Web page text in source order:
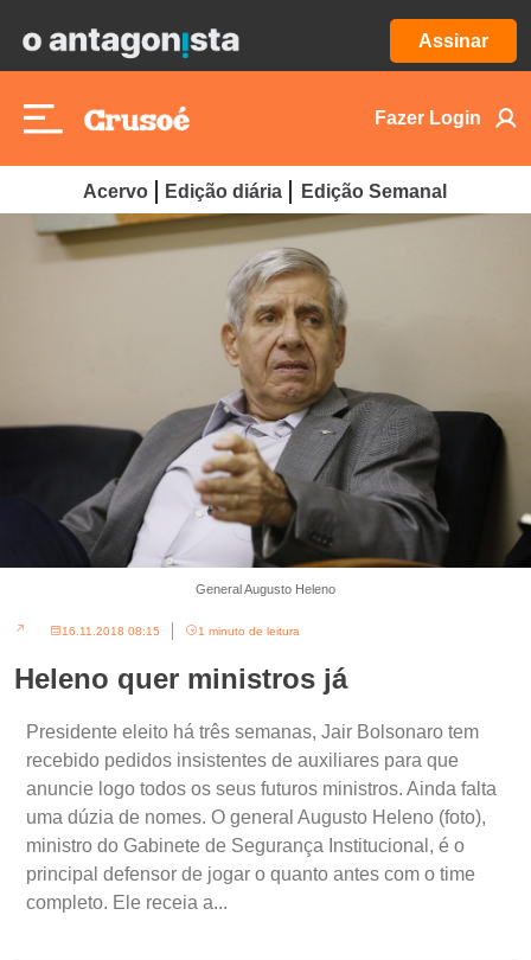
Assinar
Fazer Login
Acervo Edição diária Edição Semanal
General Augusto Heleno
16.11.2018 08:15 1 minuto de leitura
Heleno quer ministros já
Presidente eleito há três semanas, Jair Bolsonaro tem
recebido pedidos insistentes de auxiliares para que
anuncie logo todos os seus futuros ministros. Ainda falta
uma dúzia de nomes. O general Augusto Heleno (foto),
ministro do Gabinete de Segurança Institucional, é o
principal defensor de jogar o quanto antes com o time
completo. Ele receia a...